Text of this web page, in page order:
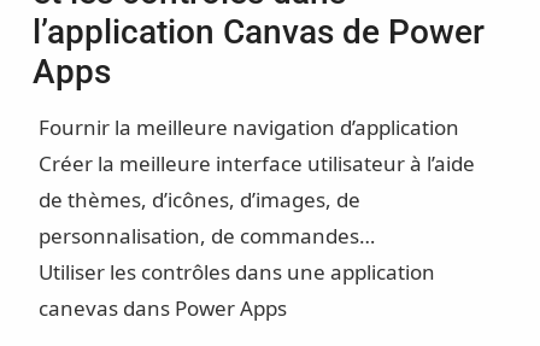
l’application Canvas de Power
Apps
Fournir la meilleure navigation d’application
Créer la meilleure interface utilisateur à l’aide
de thèmes, d’icônes, d’images, de
personnalisation, de commandes…
Utiliser les contrôles dans une application
canevas dans Power Apps